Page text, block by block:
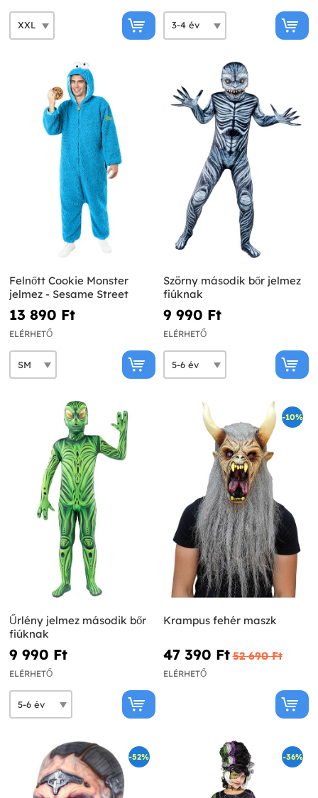
Felnőtt Cookie Monster
jelmez - Sesame Street
13 890 Ft‎
ELÉRHETŐ
Szörny második bőr jelmez
fiúknak
9 990 Ft‎
ELÉRHETŐ
Űrlény jelmez második bőr
fiúknak
9 990 Ft‎
ELÉRHETŐ
-10%
Krampus fehér maszk
47 390 Ft‎ 52 690 Ft‎
ELÉRHETŐ
-52% -36%